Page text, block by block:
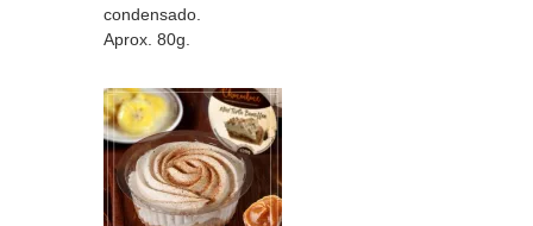
condensado.
Aprox. 80g.